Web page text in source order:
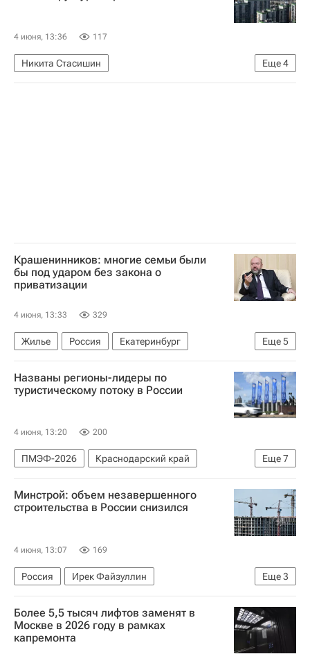
4 июня, 13:36 117
Еще4
Никита Стасишин
Министерство строительства и жилищно-коммунального хозяйства РФ (Минстрой России)
Крашенинников: многие семьи были
бы под ударом без закона о
приватизации
4 июня, 13:33 329
Еще5
Жилье Россия
Екатеринбург
Павел Крашенинников
Госдума РФ
Совет Федерации РФ
Законодательство
Названы регионы-лидеры по
туристическому потоку в России
4 июня, 13:20 200
Еще7
ПМЭФ-2026
Краснодарский край
Республика Крым
Москва
Российский союз туриндустрии (РСТ)
Коммерческая недвижимость
Минстрой: объем незавершенного
строительства в России снизился
4 июня, 13:07 169
Еще3
Россия
Ирек Файзуллин
Министерство строительства и жилищно-коммунального хозяйства РФ (Минстрой России)
ПМЭФ-2026
Строительство
Более 5,5 тысяч лифтов заменят в
Москве в 2026 году в рамках
капремонта